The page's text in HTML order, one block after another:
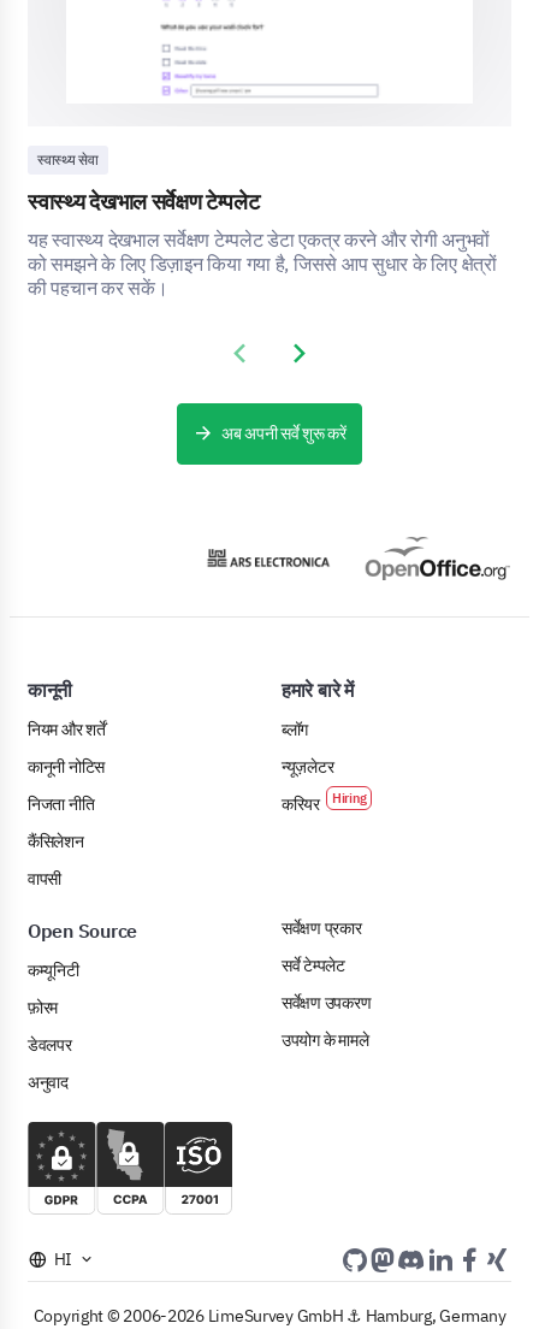
स्वास्थ्य सेवा
स्वास्थ्य देखभाल सर्वेक्षण टेम्पलेट
यह स्वास्थ्य देखभाल सर्वेक्षण टेम्पलेट डेटा एकत्र करने और रोगी अनुभवों
को समझने के लिए डिज़ाइन किया गया है, जिससे आप सुधार के लिए क्षेत्रों
की पहचान कर सकें।
Previous slide
Next slide
अब अपनी सर्वे शुरू करें
कानूनी
नियम और शर्तें
कानूनी नोटिस
निजता नीति
कैंसिलेशन
वापसी
हमारे बारे में
ब्लॉग
न्यूज़लेटर
करियर
Open Source
कम्यूनिटी
फ़ोरम
डेवलपर
अनुवाद
सर्वेक्षण प्रकार
सर्वे टेम्पलेट
सर्वेक्षण उपकरण
उपयोग के मामले
HI
Copyright © 2006-2026 LimeSurvey GmbH ⚓ Hamburg, Germany